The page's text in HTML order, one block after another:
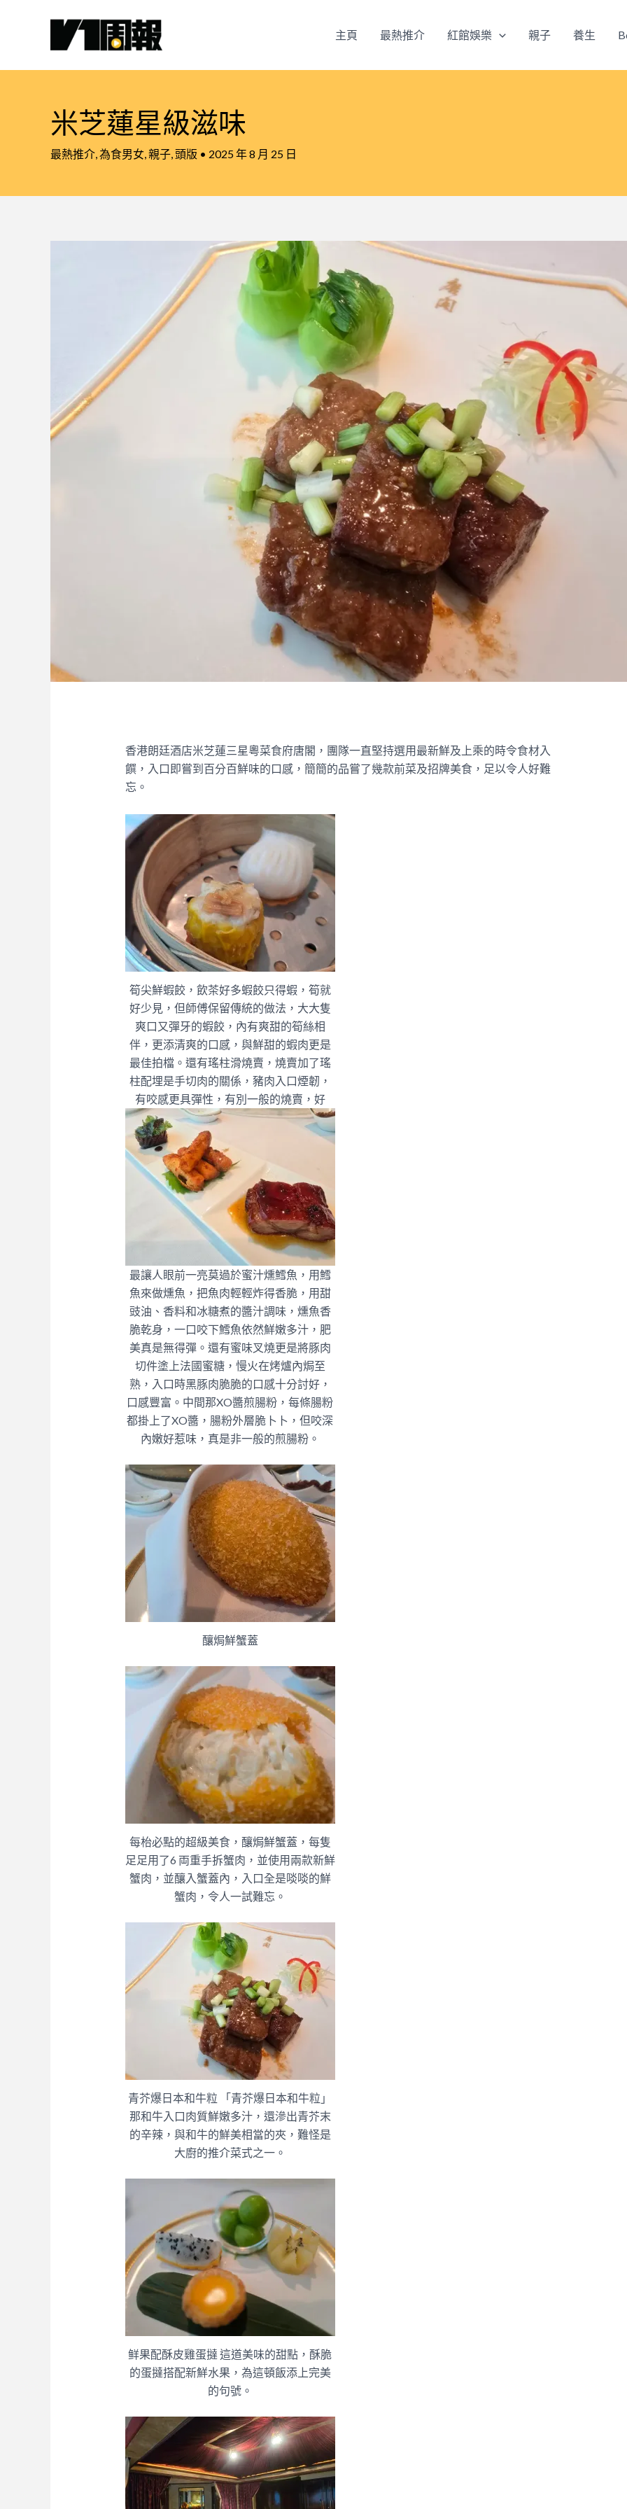
主頁 最熱推介 紅館娛樂 親子 養生
米芝蓮星級滋味
最熱推介 為食男女 親子 頭版 • 2025 年 8 月 25 日
香港朗廷酒店米芝蓮三星粵菜食府唐閣，團隊一直堅持選用最新鮮及上乘的時令食材入
饌，入口即嘗到百分百鮮味的口感，簡簡的品嘗了幾款前菜及招牌美食，足以令人好難
忘。
筍尖鮮蝦餃，飲茶好多蝦餃只得蝦，筍就
好少見，但師傅保留傳統的做法，大大隻
爽口又彈牙的蝦餃，內有爽甜的筍絲相
伴，更添清爽的口感，與鮮甜的蝦肉更是
最佳拍檔。還有瑤柱滑燒賣，燒賣加了瑤
柱配埋是手切肉的關係，豬肉入口煙韌，
有咬感更具彈性，有別一般的燒賣，好
最讓人眼前一亮莫過於蜜汁燻鱈魚，用鱈
魚來做燻魚，把魚肉輕輕炸得香脆，用甜
豉油、香料和冰糖煮的醬汁調味，燻魚香
脆乾身，一口咬下鱈魚依然鮮嫩多汁，肥
美真是無得彈。還有蜜味叉燒更是將豚肉
切件塗上法國蜜糖，慢火在烤爐內焗至
熟，入口時黑豚肉脆脆的口感十分討好，
口感豐富。中間那XO醬煎腸粉，每條腸粉
都掛上了XO醬，腸粉外層脆卜卜，但咬深
內嫩好惹味，真是非一般的煎腸粉。
釀焗鮮蟹蓋
每枱必點的超級美食，釀焗鮮蟹蓋，每隻
足足用了6 両重手拆蟹肉，並使用兩款新鮮
蟹肉，並釀入蟹蓋內，入口全是啖啖的鮮
蟹肉，令人一試難忘。
青芥爆日本和牛粒 「青芥爆日本和牛粒」
那和牛入口肉質鮮嫩多汁，還滲出青芥末
的辛辣，與和牛的鮮美相當的夾，難怪是
大廚的推介菜式之一。
鲜果配酥皮雞蛋撻 這道美味的甜點，酥脆
的蛋撻搭配新鮮水果，為這頓飯添上完美
的句號。